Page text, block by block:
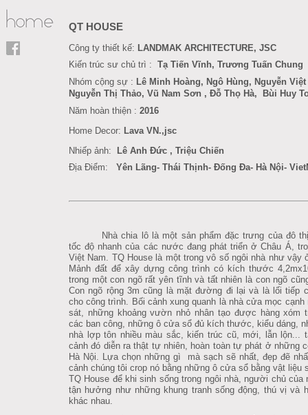
QT HOUSE
Công ty thiết kế: LANDMAK ARCHITECTURE, JSC
Kiến trúc sư chủ trì : Tạ Tiến Vĩnh, Trương Tuấn Chung
Nhóm cộng sự : Lê Minh Hoàng, Ngô Hùng, Nguyễn
Nguyễn Thị Thảo, Vũ Nam Sơn , Đỗ Thọ Hà,
Bùi Huy
Năm hoàn thiện : 2016
Home Decor: Lava VN.,jsc
Nhiếp ảnh:
Lê Anh Đức , Triệu Chiến
Địa Điểm: Yên Lãng- Thái Thịnh- Đống Đa- Hà Nội-
Nhà chia lô là một sản phẩm đặc trưng của đô
tốc độ nhanh của các nước đang phát triển ở Châu Á,
Việt Nam. TQ House là một trong vô số ngôi nhà như vậy
Mảnh đất để xây dựng công trình có kích thước
trong một con ngõ rất yên tĩnh và tất nhiên là con ngõ
Con ngõ rộng 3m cũng là mặt đường đi lại và là lối tiếp
cho công trình. Bối cảnh xung quanh là nhà cửa mọc cạnh
sát, những khoảng vườn nhỏ nhân tạo được hàng xóm
các ban công, những ô cửa sổ đủ kích thước, kiểu dáng,
nhà lợp tôn nhiều màu sắc, kiến trúc cũ, mới, lẫn lộn...
cảnh đó diễn ra thật tự nhiên, hoàn toàn tự phát ở những
Hà Nội. Lựa chọn những gì mà sạch sẽ nhất, đẹp đẽ
cảnh chúng tôi crop nó bằng những ô cửa sổ bằng vật liệu
TQ House để khi sinh sống trong ngôi nhà, người chủ của
tận hưởng như những khung tranh sống động, thú vị và
khác nhau.